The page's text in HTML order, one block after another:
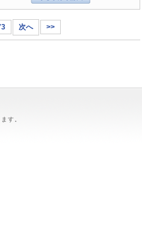
次へ >>
す。